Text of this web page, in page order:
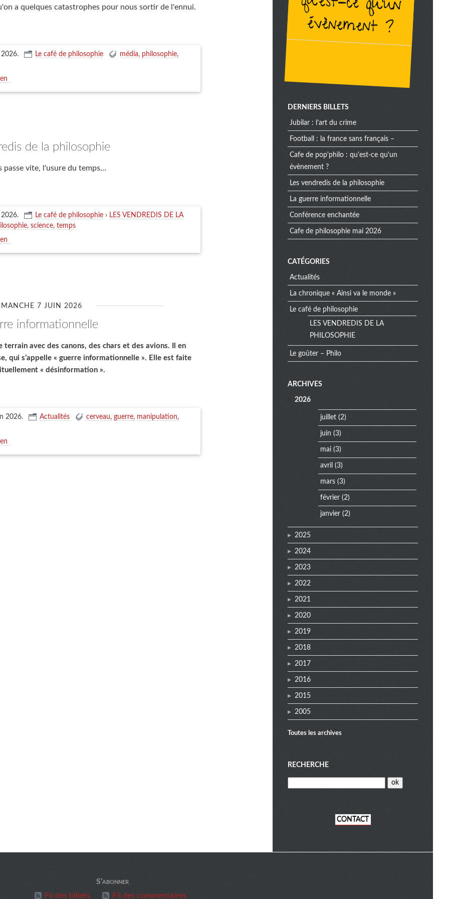
a quelques catastrophes pour nous sortir de l'ennui.
2026. Le café de philosophie média
philosophie
de la philosophie
passe vite, l'usure du temps...
2026. Le café de philosophie› LES VENDREDIS DE LA
science temps
7 JUIN 2026
informationnelle
terrain avec des canons, des chars et des avions. Il en
qui s’appelle « guerre informationnelle ». Elle est faite
« désinformation ».
2026. Actualités cerveau guerre manipulation
évènement ?
DERNIERS BILLETS
jubilar : l’art du crime
football : la france sans français –
cafe de pop'philo : qu'est-ce qu'un
évènement ?
les vendredis de la philosophie
la guerre informationnelle
conférence enchantée
cafe de philosophie mai 2026
CATÉGORIES
Actualités
La chronique « Ainsi va le monde »
Le café de philosophie
LES VENDREDIS DE LA
PHILOSOPHIE
Le goûter – Philo
ARCHIVES
2026
juillet(2)
juin (3)
mai(3)
avril (3)
mars(3)
février(2)
janvier(2)
2025
2024
2023
2022
2021
2020
2019
2018
2017
2016
2015
2005
Toutes les archives
RECHERCHE
CONTACT
S'abonner
Fil des billets
Fil des commentaires